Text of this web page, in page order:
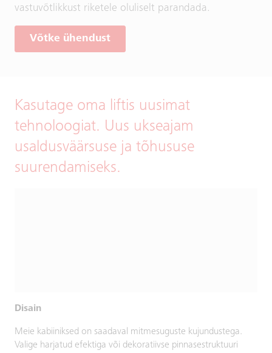
vastuvõtlikkust riketele oluliselt parandada.
Võtke ühendust
Kasutage oma liftis uusimat
tehnoloogiat. Uus ukseajam
usaldusväärsuse ja tõhususe
suurendamiseks.
Disain
Meie kabiiniksed on saadaval mitmesuguste kujundustega.
Valige harjatud efektiga või dekoratiivse pinnasestruktuuri